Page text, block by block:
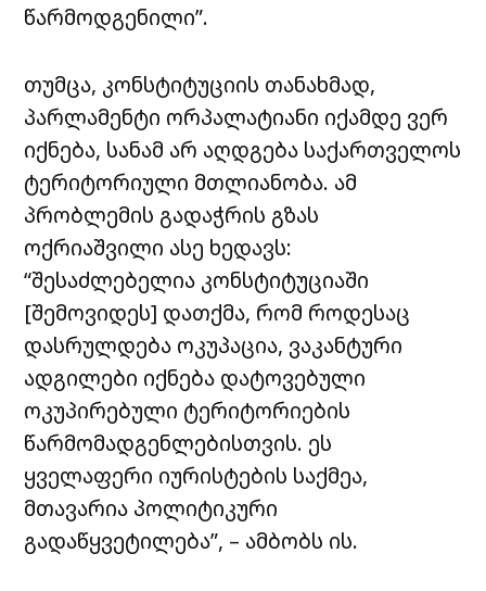
წარმოდგენილი”.
თუმცა, კონსტიტუციის თანახმად,
პარლამენტი ორპალატიანი იქამდე ვერ
იქნება, სანამ არ აღდგება საქართველოს
ტერიტორიული მთლიანობა. ამ
პრობლემის გადაჭრის გზას
ოქრიაშვილი ასე ხედავს:
“შესაძლებელია კონსტიტუციაში
[შემოვიდეს] დათქმა, რომ როდესაც
დასრულდება ოკუპაცია, ვაკანტური
ადგილები იქნება დატოვებული
ოკუპირებული ტერიტორიების
წარმომადგენლებისთვის. ეს
ყველაფერი იურისტების საქმეა,
მთავარია პოლიტიკური
გადაწყვეტილება”, – ამბობს ის.